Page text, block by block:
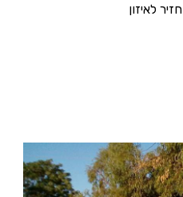
לאיזון